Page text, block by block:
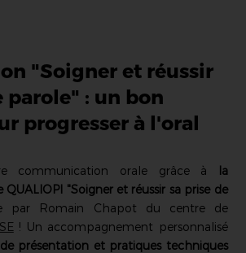
"Soigner et réussir
parole" : un bon
progresser à l'oral
communication orale grâce à
la
"Soigner et réussir sa prise de
par Romain Chapot du centre de
! Un accompagnement personnalisé
présentation et pratiques techniques